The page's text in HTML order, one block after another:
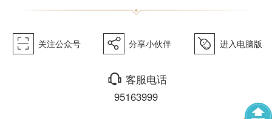
򰀁 关注公众号 򰀂 分享小伙伴 򰀄 进入电脑版
򰀃 客服电话
95163999